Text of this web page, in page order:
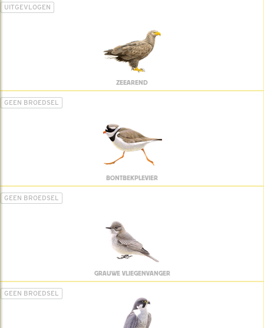
UITGEVLOGEN
ZEEAREND
GEEN BROEDSEL
BONTBEKPLEVIER
GEEN BROEDSEL
GRAUWE VLIEGENVANGER
GEEN BROEDSEL